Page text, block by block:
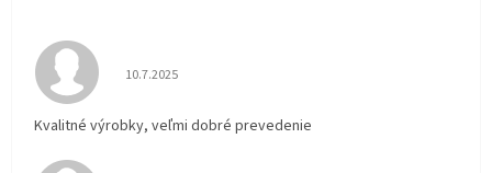
Hodnotenie obchodu je 5 z 5 hviezdičiek.
10.7.2025
Kvalitné výrobky, veľmi dobré prevedenie